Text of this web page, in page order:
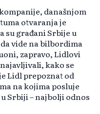
današnjom
otvaranja je
su građani Srbije u
vide na bilbordima
zapravo, Lidlovi
kako se
Lidl prepoznat od
na kojima posluje
Srbiji – najbolji odnos